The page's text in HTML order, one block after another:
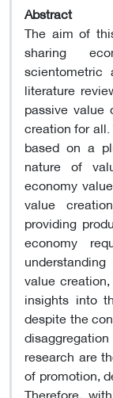
Abstract
The aim of
sharing
scientometric
literature
passive
creation for
based on a
nature of
economy
value
providing
economy
value
insights into
despite the
research are
of promotion,
Therefore,